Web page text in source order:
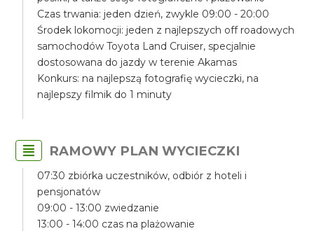
Czas trwania: jeden dzień, zwykle 09:00 - 20:00
Środek lokomocji: jeden z najlepszych off roadowych
samochodów Toyota Land Cruiser, specjalnie
dostosowana do jazdy w terenie Akamas
Konkurs: na najlepszą fotografię wycieczki, na
najlepszy filmik do 1 minuty
RAMOWY PLAN WYCIECZKI
07:30 zbiórka uczestników, odbiór z hoteli i
pensjonatów
09:00 - 13:00 zwiedzanie
13:00 - 14:00 czas na plażowanie